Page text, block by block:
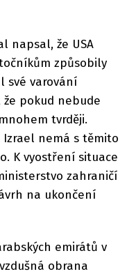
napsal, že USA
způsobily
své varování
pokud nebude
tvrději.
Izrael nemá s těmito
K vyostření situace
zahraničí
na ukončení
emirátů v
obrana